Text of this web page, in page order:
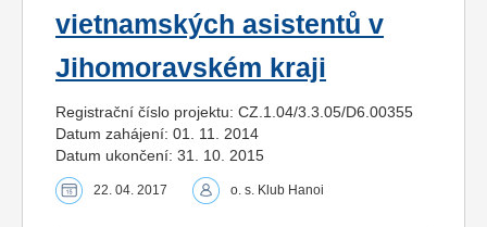
vietnamských asistentů v
Jihomoravském kraji
Registrační číslo projektu: CZ.1.04/3.3.05/D6.00355
Datum zahájení: 01. 11. 2014
Datum ukončení: 31. 10. 2015
22. 04. 2017 o. s. Klub Hanoi